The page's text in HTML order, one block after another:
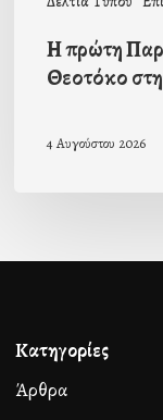
Η πρώτη
Θεοτόκο
4 Αυγούστου 2026
Κατηγορίες
Άρθρα